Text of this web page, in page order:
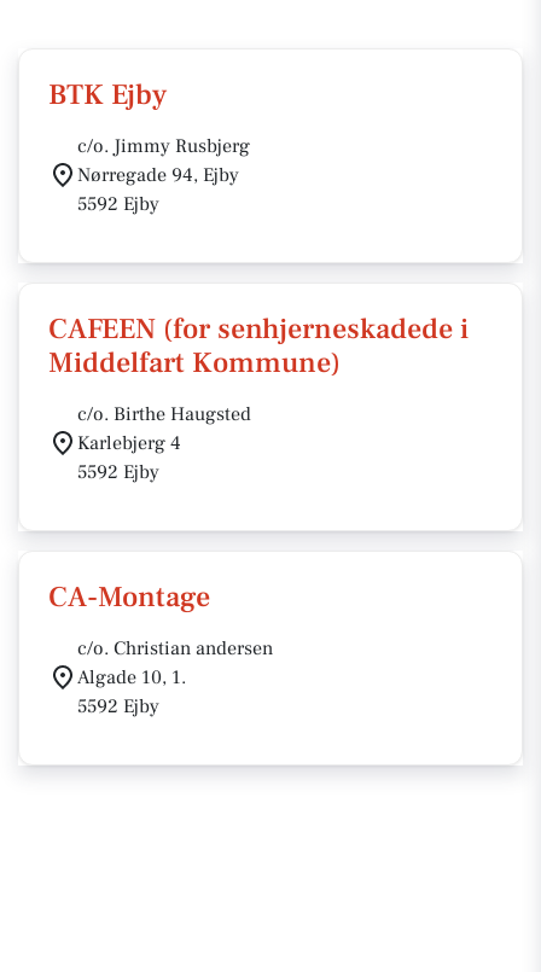
BTK Ejby
c/o. Jimmy Rusbjerg
Nørregade 94, Ejby
5592 Ejby
CAFEEN (for senhjerneskadede i
Middelfart Kommune)
c/o. Birthe Haugsted
Karlebjerg 4
5592 Ejby
CA-Montage
c/o. Christian andersen
Algade 10, 1.
5592 Ejby